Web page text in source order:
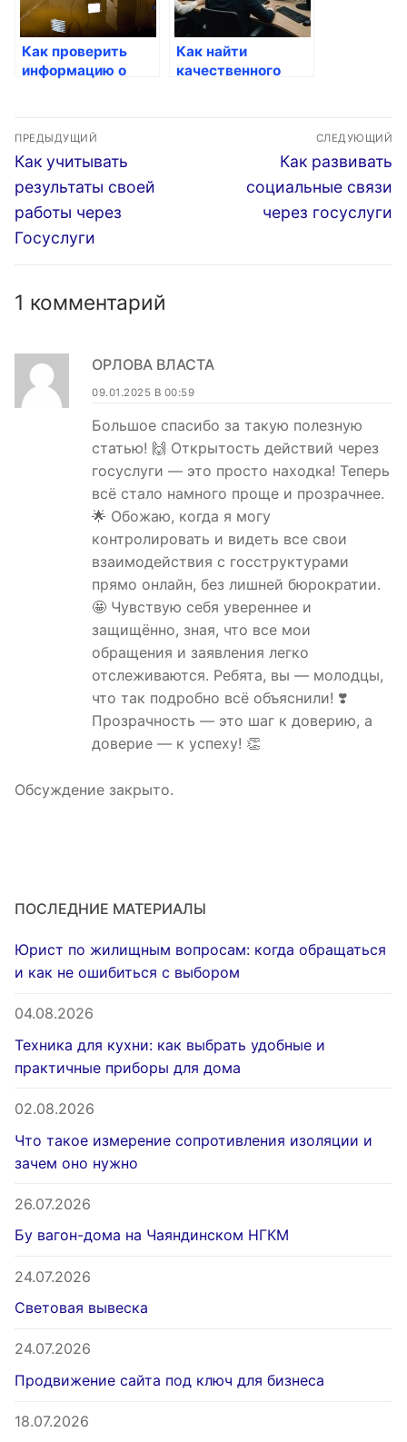
Как проверить
информацию о
Как найти
качественного
Навигация
по
записям
ПРЕДЫДУЩИЙ
Предыдущая
запись:
Как учитывать
результаты своей
работы через
Госуслуги
СЛЕДУЮЩИЙ
Следующая
запись:
Как развивать
социальные связи
через госуслуги
1 комментарий
ОРЛОВА ВЛАСТА
09.01.2025 В 00:59
Большое спасибо за такую полезную
статью! 🙌 Открытость действий через
госуслуги — это просто находка! Теперь
всё стало намного проще и прозрачнее.
🌟 Обожаю, когда я могу
контролировать и видеть все свои
взаимодействия с госструктурами
прямо онлайн, без лишней бюрократии.
🤩 Чувствую себя увереннее и
защищённо, зная, что все мои
обращения и заявления легко
отслеживаются. Ребята, вы — молодцы,
что так подробно всё объяснили! ❣️
Прозрачность — это шаг к доверию, а
доверие — к успеху! 👏
Обсуждение закрыто.
ПОСЛЕДНИЕ МАТЕРИАЛЫ
Юрист по жилищным вопросам: когда обращаться
и как не ошибиться с выбором
04.08.2026
Техника для кухни: как выбрать удобные и
практичные приборы для дома
02.08.2026
Что такое измерение сопротивления изоляции и
зачем оно нужно
26.07.2026
Бу вагон-дома на Чаяндинском НГКМ
24.07.2026
Световая вывеска
24.07.2026
Продвижение сайта под ключ для бизнеса
18.07.2026